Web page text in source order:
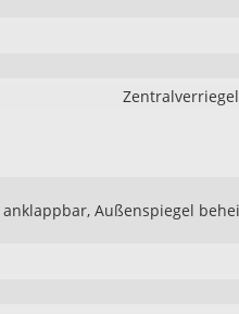
Außenspiegel